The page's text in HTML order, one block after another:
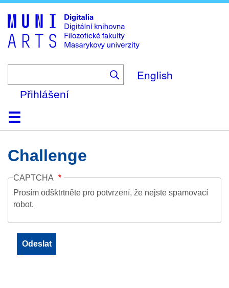
to
main
content
English
Přihlášení
DomůKolekce
Prohlížení
Vyhledávání
O platformě
Nápověda
KontaktDigitalia
Challenge
CAPTCHA
Prosím odšktrtněte pro potvrzení, že nejste spamovací
robot.